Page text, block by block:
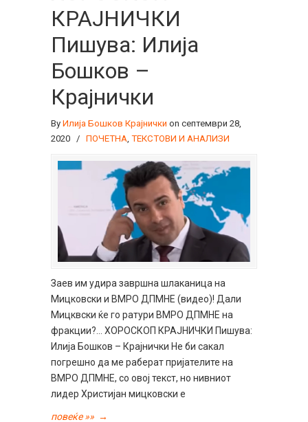
КРАЈНИЧКИ
Пишува: Илија
Бошков –
Крајнички
By Илија Бошков Крајнички on септември 28,
2020 / ПОЧЕТНА, ТЕКСТОВИ И АНАЛИЗИ
Заев им удира завршна шлаканица на
Мицковски и ВМРО ДПМНЕ (видео)! Дали
Мицквски ќе го ратури ВМРО ДПМНЕ на
фракции?… ХОРОСКОП КРАЈНИЧКИ Пишува:
Илија Бошков – Крајнички Не би сакал
погрешно да ме раберат пријателите на
ВМРО ДПМНЕ, со овој текст, но нивниот
лидер Христијан мицковски е
повеќе »» →